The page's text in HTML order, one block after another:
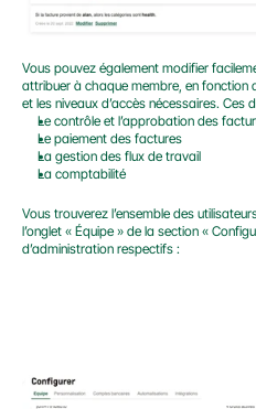
Vous pouvez également modifier
attribuer à chaque membre, en fonction
et les niveaux d’accès nécessaires. Ces
Le contrôle et l’approbation des
Le paiement des factures
La gestion des flux de travail
La comptabilité
Vous trouverez l’ensemble des
l’onglet « Équipe » de la section «
d’administration respectifs :